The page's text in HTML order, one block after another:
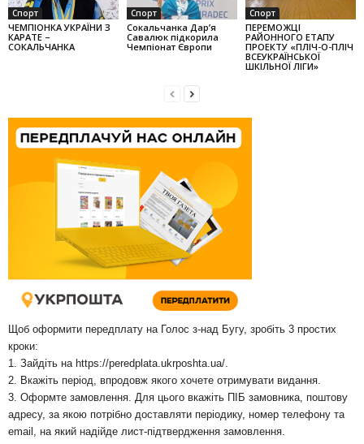
Спорт
ЧЕМПІОНКА УКРАЇНИ З
КАРАТЕ –
СОКАЛЬЧАНКА
Спорт
Сокальчанка Дар’я
Савалюк підкорила
Чемпіонат Європи
Спорт
ПЕРЕМОЖЦІ
РАЙОННОГО ЕТАПУ
ПРОЕКТУ «ПЛІЧ-О-ПЛІЧ
ВСЕУКРАЇНСЬКОЇ
ШКІЛЬНОЇ ЛІГИ»
Щоб оформити передплату на Голос з-над Бугу, зробіть 3 простих
кроки:
1. Зайдіть на https://peredplata.ukrposhta.ua/
2. Вкажіть період, впродовж якого хочете отримувати видання.
3. Оформте замовлення. Для цього вкажіть ПІБ замовника, поштову
адресу, за якою потрібно доставляти періодику, номер телефону та
email, на який надійде лист-підтвердження замовлення.